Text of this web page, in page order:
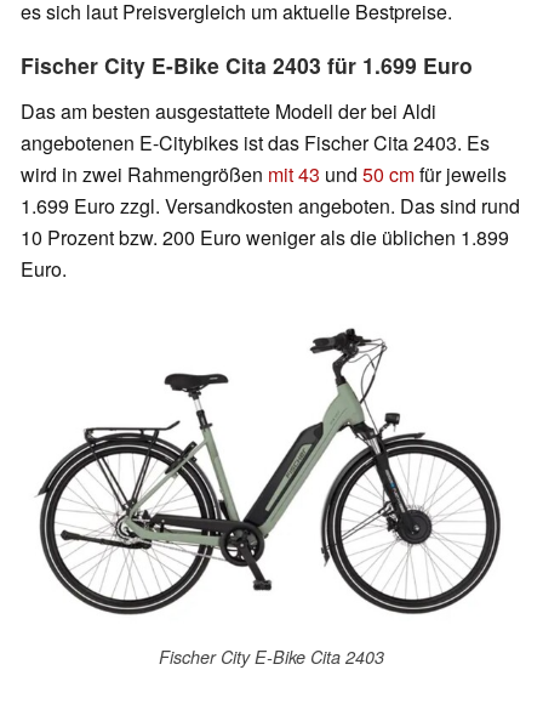
es sich laut Preisvergleich um aktuelle Bestpreise.
Fischer City E-Bike Cita 2403 für 1.699 Euro
Das am besten ausgestattete Modell der bei Aldi
angebotenen E-Citybikes ist das Fischer Cita 2403. Es
wird in zwei Rahmengrößen mit 43 und 50 cmfür jeweils
1.699 Euro zzgl. Versandkosten angeboten. Das sind rund
10 Prozent bzw. 200 Euro weniger als die üblichen 1.899
Euro.
Fischer City E-Bike Cita 2403